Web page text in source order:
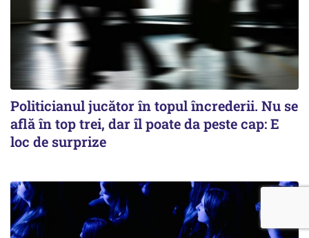
Politicianul jucător în topul încrederii. Nu se
află în top trei, dar îl poate da peste cap: E
loc de surprize